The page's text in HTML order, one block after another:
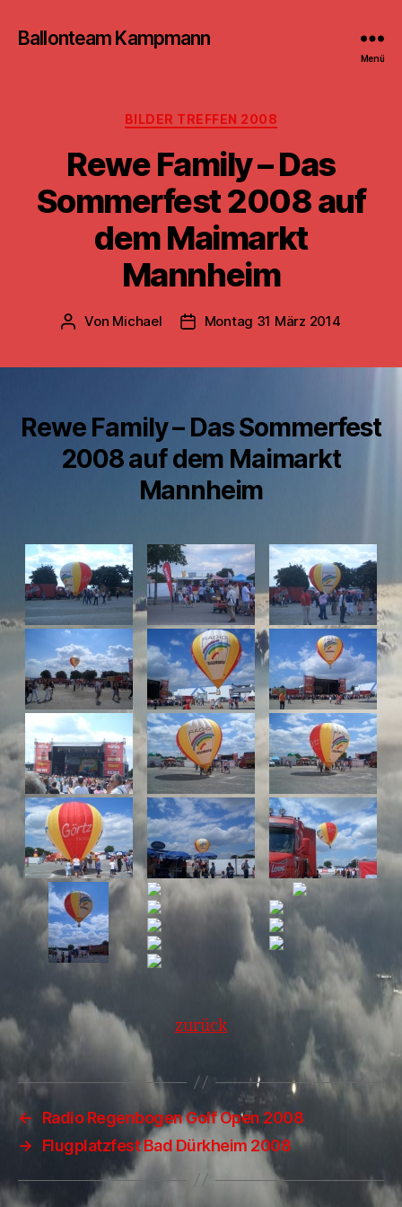
Ballonteam Kampmann
Menü
Kategorien
BILDER TREFFEN 2008
Rewe Family – Das
Sommerfest 2008 auf
dem Maimarkt
Mannheim
Beitragsautor
Von Michael Beitragsdatum
Montag 31 März 2014
Rewe Family – Das Sommerfest
2008 auf dem Maimarkt
Mannheim
zurück
←
Radio Regenbogen Golf Open 2008
→
Flugplatzfest Bad Dürkheim 2008